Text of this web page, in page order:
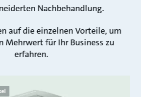
Nachbehandlung.
auf die einzelnen Vorteile, um
Mehrwert für Ihr Business zu
erfahren.